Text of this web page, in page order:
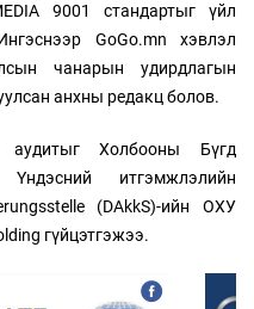
9001 стандартыг үйл
GoGo.mn хэвлэл
чанарын удирдлагын
анхны редакц болов.
аудитыг Холбооны Бүгд
итгэмжлэлийн
(DAkkS)-ийн ОХУ
гүйцэтгэжээ.